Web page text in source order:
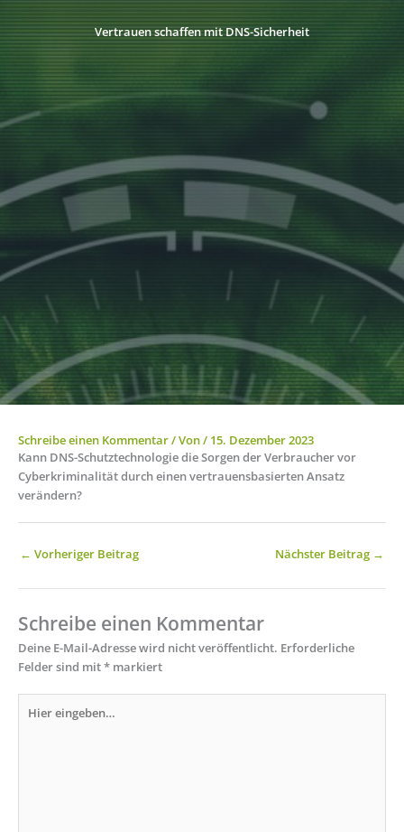
Vertrauen schaffen mit DNS-Sicherheit
Schreibe einen Kommentar/ Von/ 15. Dezember 2023
Kann DNS-Schutztechnologie die Sorgen der Verbraucher vor
Cyberkriminalität durch einen vertrauensbasierten Ansatz
verändern?
← Vorheriger Beitrag Nächster Beitrag →
Schreibe einen Kommentar
Deine E-Mail-Adresse wird nicht veröffentlicht. Erforderliche
Felder sind mit* markiert
eingeben…